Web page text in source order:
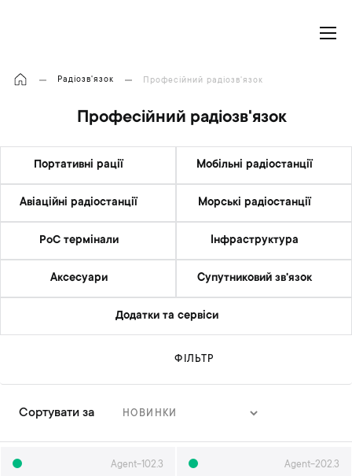
Радіозв'язок Професійний радіозв'язок
Професійний радіозв'язок
Портативні рації Мобільні радіостанції
Авіаційні радіостанції Морські радіостанції
PoC термінали Інфраструктура
Аксесуари Супутниковий зв'язок
Додатки та сервіси
Сортувати за
Agent-102.3 Agent-202.3
ФІЛЬТР